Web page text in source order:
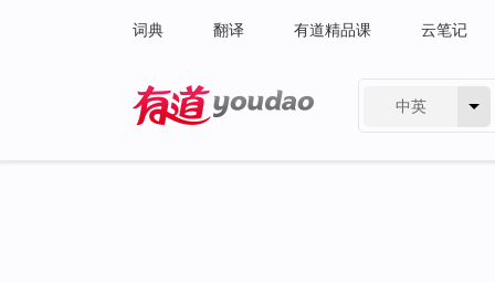
词典 翻译 有道精品课 云笔记
中英